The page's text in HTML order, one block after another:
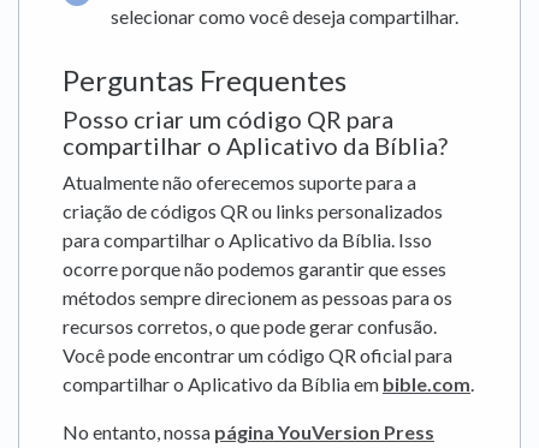
selecionar como você deseja compartilhar.
Perguntas Frequentes
Posso criar um código QR para
compartilhar o Aplicativo da Bíblia?
Atualmente não oferecemos suporte para a
criação de códigos QR ou links personalizados
para compartilhar o Aplicativo da Bíblia. Isso
ocorre porque não podemos garantir que esses
métodos sempre direcionem as pessoas para os
recursos corretos, o que pode gerar confusão.
Você pode encontrar um código QR oficial para
compartilhar o Aplicativo da Bíblia em bible.com.
No entanto, nossa página YouVersion Press